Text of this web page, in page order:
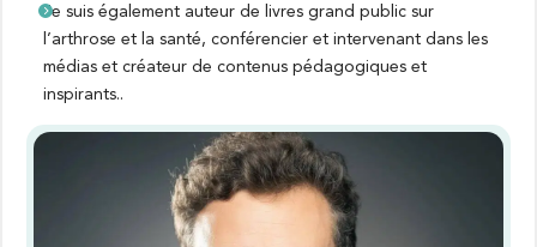
Je suis également auteur de livres grand public sur
l’arthrose et la santé, conférencier et intervenant dans les
médias et créateur de contenus pédagogiques et
inspirants..